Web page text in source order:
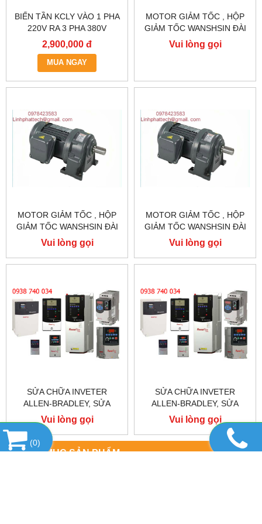
DANH MỤC SẢN PHẨM
BIẾN TẦN KCLY VÀO 1 PHA
220V RA 3 PHA 380V
0.75KW, BIẾN TẦN KCLY
KOC600-R75GT3-B
2,900,000 đ
MUA NGAY
MOTOR GIẢM TỐC , HỘP
GIẢM TỐC WANSHSIN ĐÀI
LOAN GH40-2200-3S /
2.2KW 2200W 3HP
Vui lòng gọi
MOTOR GIẢM TỐC , HỘP
GIẢM TỐC WANSHSIN ĐÀI
LOAN 1.5KW 1500W 2HP AC
BA PHA 220 V / 380V
Vui lòng gọi
MOTOR GIẢM TỐC , HỘP
GIẢM TỐC WANSHSIN ĐÀI
LOAN 1.5KW 1500W 2HP AC
BA PHA 220 V / 380V
Vui lòng gọi
SỬA CHỮA INVETER
ALLEN-BRADLEY, SỬA
CHỮA ALLEN-BRADLEY
POWER FLEX 755
Vui lòng gọi
SỬA CHỮA INVETER
ALLEN-BRADLEY, SỬA
CHỮA ALLEN-BRADLEY
POWER FLEX 753
Vui lòng gọi
(0)